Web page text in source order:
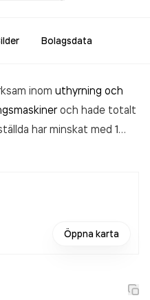
Bolagsdata
inom uthyrning och
och hade totalt
har minskat med 1
Öppna karta